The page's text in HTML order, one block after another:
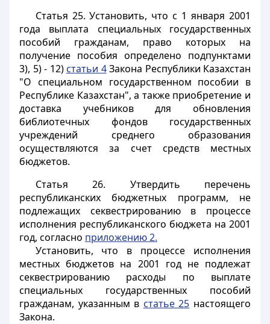
Статья 25. Установить, что с 1 января 2001
года выплата специальных государственных
пособий гражданам, право которых на
получение пособия определено подпунктами
3), 5) - 12) статьи 4Закона Республики Казахстан
"О специальном государственном пособии в
Республике Казахстан", а также приобретение и
доставка учебников для обновления
библиотечных фондов государственных
учреждений среднего образования
осуществляются за счет средств местных
бюджетов.
Статья 26. Утвердить перечень
республиканских бюджетных программ, не
подлежащих секвестрированию в процессе
исполнения республиканского бюджета на 2001
год, согласно приложению 2.
Установить, что в процессе исполнения
местных бюджетов на 2001 год не подлежат
секвестрированию расходы по выплате
специальных государственных пособий
гражданам, указанным в статье 25 настоящего
Закона.